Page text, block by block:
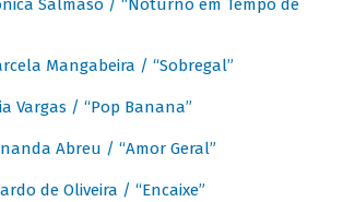
Salmaso / “Noturno em Tempo de
Mangabeira / “Sobregal”
Vargas / “Pop Banana”
Abreu / “Amor Geral”
de Oliveira / “Encaixe”